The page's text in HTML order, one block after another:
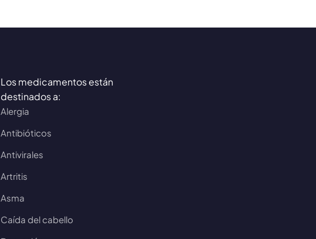
Los medicamentos están
destinados a:
Alergia
Antibióticos
Antivirales
Artritis
Asma
Caída del cabello